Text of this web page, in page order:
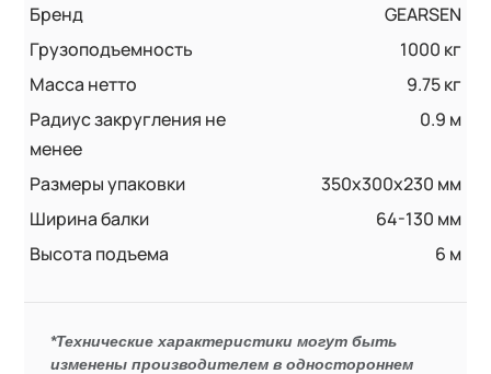
Бренд
GEARSEN
Грузоподъемность
1000 кг
Масса нетто
9.75 кг
Радиус закругления не
менее
0.9 м
Размеры упаковки
350x300x230 мм
Ширина балки
64-130 мм
Высота подъема
6 м
*Технические характеристики могут быть
изменены производителем в одностороннем